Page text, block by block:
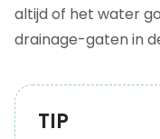
altijd of het water
drainage-gaten in
TIP